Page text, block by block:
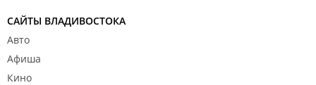
САЙТЫ ВЛАДИВОСТОКА
Авто
Афиша
Кино